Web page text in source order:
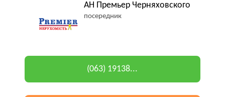
АН Премьер Черняховского
посередник
(063) 19138...